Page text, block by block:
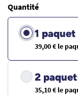
Quantité
1 paquet
39,00 € le
2
35,10 € le